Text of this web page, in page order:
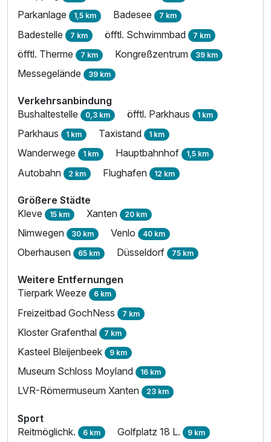
Parkanlage 1,5 km Badesee 7 km
Badestelle 7 km öfftl. Schwimmbad 7 km
öfftl. Therme 7 km Kongreßzentrum 39 km
Messegelände 39 km
Verkehrsanbindung
Bushaltestelle 0,3 km öfftl. Parkhaus 1 km
Parkhaus 1 km Taxistand 1 km
Wanderwege 1 km Hauptbahnhof 1,5 km
Autobahn 2 km Flughafen 12 km
Größere Städte
Kleve 15 km Xanten 20 km
Nimwegen 30 km Venlo 40 km
Oberhausen 65 km Düsseldorf 75 km
Weitere Entfernungen
Tierpark Weeze 6 km
Freizeitbad GochNess 7 km
Kloster Grafenthal 7 km
Kasteel Bleijenbeek 9 km
Museum Schloss Moyland 16 km
LVR-Römermuseum Xanten 23 km
Sport
Reitmöglichk. 6 km Golfplatz 18 L. 9 km